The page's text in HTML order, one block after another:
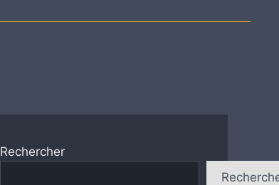
Rechercher